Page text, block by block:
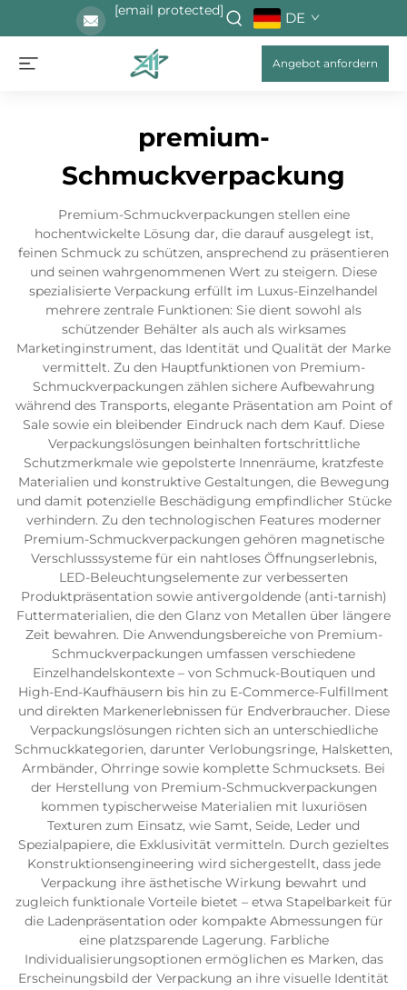
[email protected] DE
Angebot anfordern
premium-
Schmuckverpackung
Premium-Schmuckverpackungen stellen eine
hochentwickelte Lösung dar, die darauf ausgelegt ist,
feinen Schmuck zu schützen, ansprechend zu präsentieren
und seinen wahrgenommenen Wert zu steigern. Diese
spezialisierte Verpackung erfüllt im Luxus-Einzelhandel
mehrere zentrale Funktionen: Sie dient sowohl als
schützender Behälter als auch als wirksames
Marketinginstrument, das Identität und Qualität der Marke
vermittelt. Zu den Hauptfunktionen von Premium-
Schmuckverpackungen zählen sichere Aufbewahrung
während des Transports, elegante Präsentation am Point of
Sale sowie ein bleibender Eindruck nach dem Kauf. Diese
Verpackungslösungen beinhalten fortschrittliche
Schutzmerkmale wie gepolsterte Innenräume, kratzfeste
Materialien und konstruktive Gestaltungen, die Bewegung
und damit potenzielle Beschädigung empfindlicher Stücke
verhindern. Zu den technologischen Features moderner
Premium-Schmuckverpackungen gehören magnetische
Verschlusssysteme für ein nahtloses Öffnungserlebnis,
LED-Beleuchtungselemente zur verbesserten
Produktpräsentation sowie antivergoldende (anti-tarnish)
Futtermaterialien, die den Glanz von Metallen über längere
Zeit bewahren. Die Anwendungsbereiche von Premium-
Schmuckverpackungen umfassen verschiedene
Einzelhandelskontexte – von Schmuck-Boutiquen und
High-End-Kaufhäusern bis hin zu E-Commerce-Fulfillment
und direkten Markenerlebnissen für Endverbraucher. Diese
Verpackungslösungen richten sich an unterschiedliche
Schmuckkategorien, darunter Verlobungsringe, Halsketten,
Armbänder, Ohrringe sowie komplette Schmucksets. Bei
der Herstellung von Premium-Schmuckverpackungen
kommen typischerweise Materialien mit luxuriösen
Texturen zum Einsatz, wie Samt, Seide, Leder und
Spezialpapiere, die Exklusivität vermitteln. Durch gezieltes
Konstruktionsengineering wird sichergestellt, dass jede
Verpackung ihre ästhetische Wirkung bewahrt und
zugleich funktionale Vorteile bietet – etwa Stapelbarkeit für
die Ladenpräsentation oder kompakte Abmessungen für
eine platzsparende Lagerung. Farbliche
Individualisierungsoptionen ermöglichen es Marken, das
Erscheinungsbild der Verpackung an ihre visuelle Identität